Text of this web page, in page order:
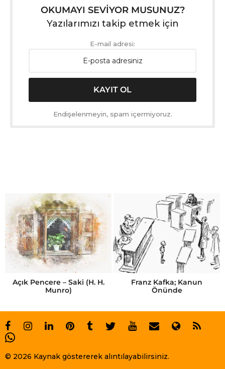
OKUMAYI SEVİYOR MUSUNUZ?
Yazılarımızı takip etmek için
E-mail adresi:
Endişelenmeyin, spam içermiyoruz.
Açık Pencere – Saki (H. H.
Munro)
Franz Kafka; Kanun
Önünde
© 2026 Kaynak göstererek alıntılayabilirsiniz.